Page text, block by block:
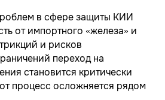
в сфере защиты КИИ
от импортного «железа» и
и рисков
переход на
становится критически
процесс осложняется рядом